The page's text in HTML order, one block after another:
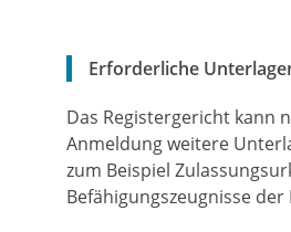
Erforderliche
Das Registergericht kann
Anmeldung weitere
zum Beispiel
Befähigungszeugnisse der